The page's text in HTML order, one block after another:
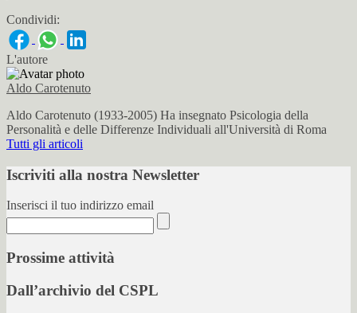
Condividi:
L'autore
Aldo Carotenuto
Aldo Carotenuto (1933-2005) Ha insegnato Psicologia della
Personalità e delle Differenze Individuali all'Università di Roma
Tutti gli articoli
Iscriviti alla nostra Newsletter
Inserisci il tuo indirizzo email
Prossime attività
Dall’archivio del CSPL